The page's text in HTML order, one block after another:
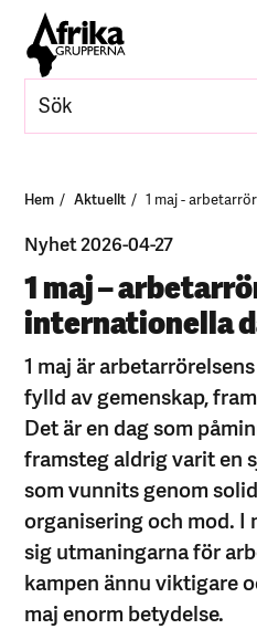
Hem Aktuellt 1 maj -
Nyhet 2026-04-27
1 maj –
internationella
1 maj är
fylld av gemenskap,
Det är en dag som
framsteg aldrig varit en
som vunnits genom
organisering och mod. I
sig utmaningarna för
kampen ännu viktigare
maj enorm betydelse.